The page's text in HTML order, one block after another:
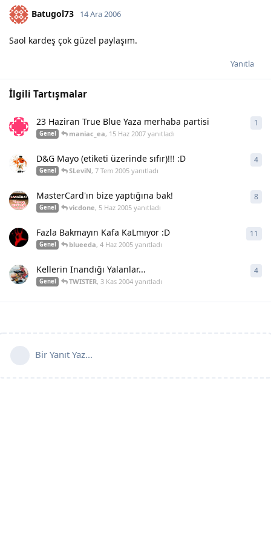
Batugol73 14 Ara 2006
Saol kardeş çok güzel paylaşım.
Yanıtla
İlgili Tartışmalar
23 Haziran True Blue Yaza merhaba partisi
Genel maniac_ea, 15 Haz 2007 yanıtladı
1
D&G Mayo (etiketi üzerinde sıfır)!!! :D
Genel SLeviN,7 Tem 2005 yanıtladı
4
MasterCard'ın bize yaptığına bak!
Genel vicdone, 5 Haz 2005 yanıtladı
8
Fazla Bakmayın Kafa KaLmıyor :D
Genel blueeda,4 Haz 2005 yanıtladı
11
Kellerin Inandığı Yalanlar...
Genel TWISTER,3 Kas 2004 yanıtladı
4
Bir Yanıt Yaz...